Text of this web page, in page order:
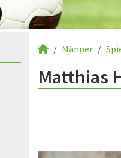
Männer
Matthias